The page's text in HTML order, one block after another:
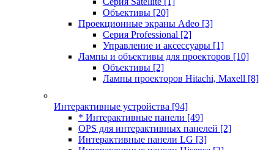
Объективы [20]
Проекционные экраны Adeo [3]
Серия Professional [2]
Управление и аксессуары [1]
Лампы и объективы для проекторов [10]
Объективы [2]
Лампы проекторов Hitachi, Maxell [8]
Интерактивные устройства [94]
* Интерактивные панели [49]
OPS для интерактивных панелей [2]
Интерактивные панели LG [3]